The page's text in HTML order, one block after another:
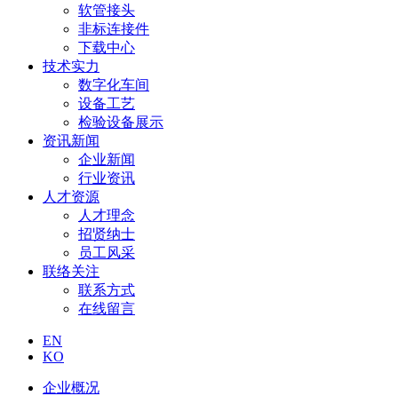
软管接头
非标连接件
下载中心
技术实力
数字化车间
设备工艺
检验设备展示
资讯新闻
企业新闻
行业资讯
人才资源
人才理念
招贤纳士
员工风采
联络关注
联系方式
在线留言
EN
KO
企业概况